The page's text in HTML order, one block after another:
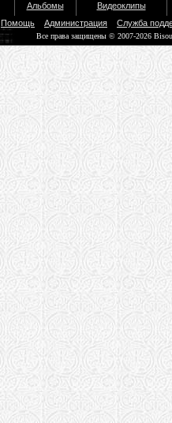
Альбомы
Видеоклипы
Помощь Администрация Служба
Все права защищены © 2007-2026